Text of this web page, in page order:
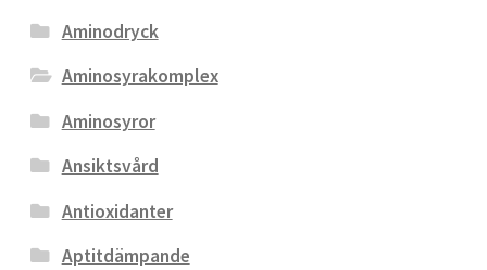
Aminodryck
Aminosyrakomplex
Aminosyror
Ansiktsvård
Antioxidanter
Aptitdämpande